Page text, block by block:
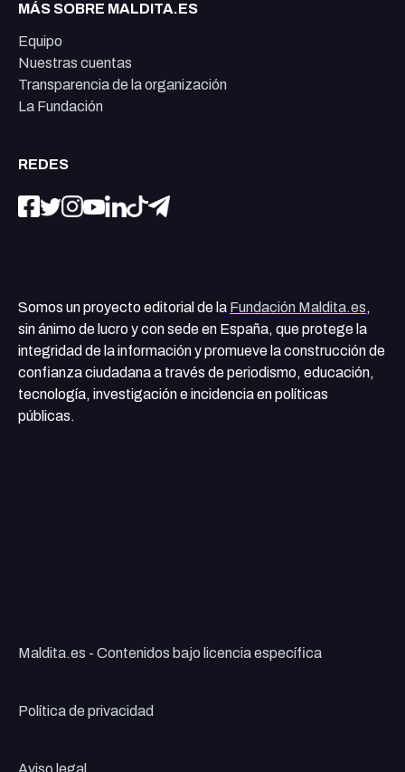
MÁS SOBRE MALDITA.ES
Equipo
Nuestras cuentas
Transparencia de la organización
La Fundación
REDES
Somos un proyecto editorial de la Fundación Maldita.es,
sin ánimo de lucro y con sede en España, que protege la
integridad de la información y promueve la construcción de
confianza ciudadana a través de periodismo, educación,
tecnología, investigación e incidencia en políticas
públicas.
Maldita.es - Contenidos bajo licencia específica
Política de privacidad
Aviso legal